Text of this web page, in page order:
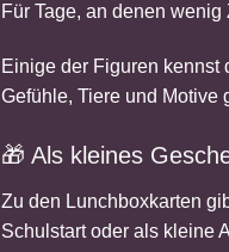
Für Tage, an denen
Einige der Figuren kennst
Gefühle, Tiere und Motive
🎁 Als kleines
Zu den Lunchboxkarten
Schulstart oder als kleine